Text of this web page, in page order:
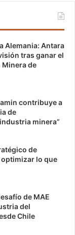
Alemania: Antara
tras ganar el
Minera de
contribuye a
de
minera”
de
optimizar lo que
de MAE
del
Chile